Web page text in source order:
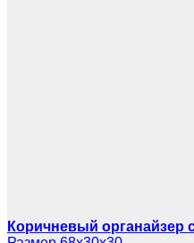
Коричневый органайзер